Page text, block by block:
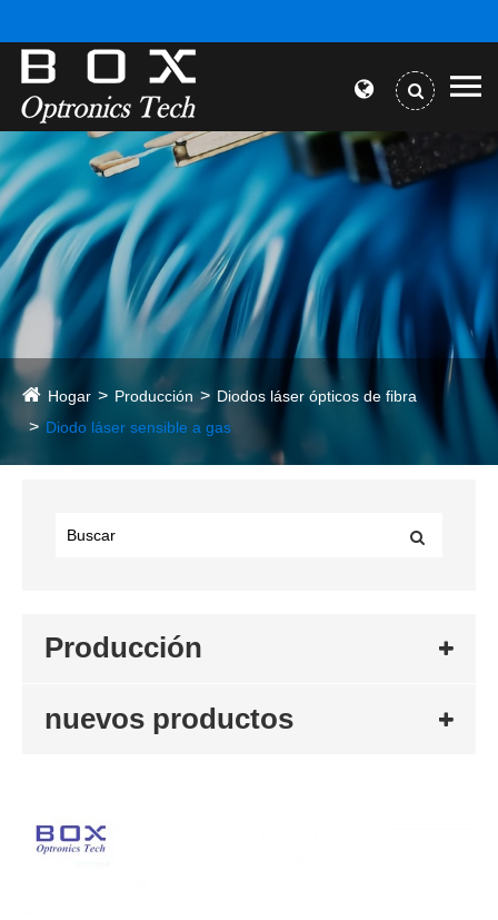
Hogar Producción
Diodos láser ópticos de fibra
Diodo láser sensible a gas
Producción
nuevos productos